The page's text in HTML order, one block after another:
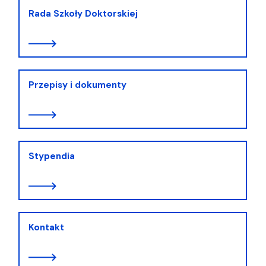
Rada Szkoły Doktorskiej
Przepisy i dokumenty
Stypendia
Kontakt